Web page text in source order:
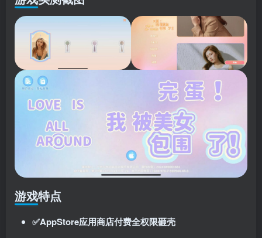
游戏特点
✅AppStore应用商店付费全权限砸壳